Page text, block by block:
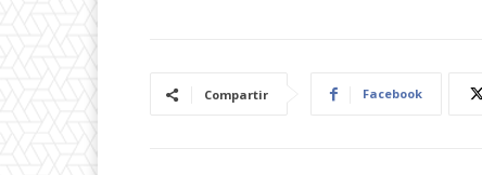
Compartir Facebook